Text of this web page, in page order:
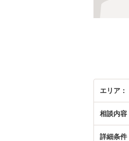
エリア
相談内容
詳細条件